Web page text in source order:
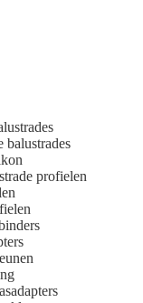
balustrades
profielen